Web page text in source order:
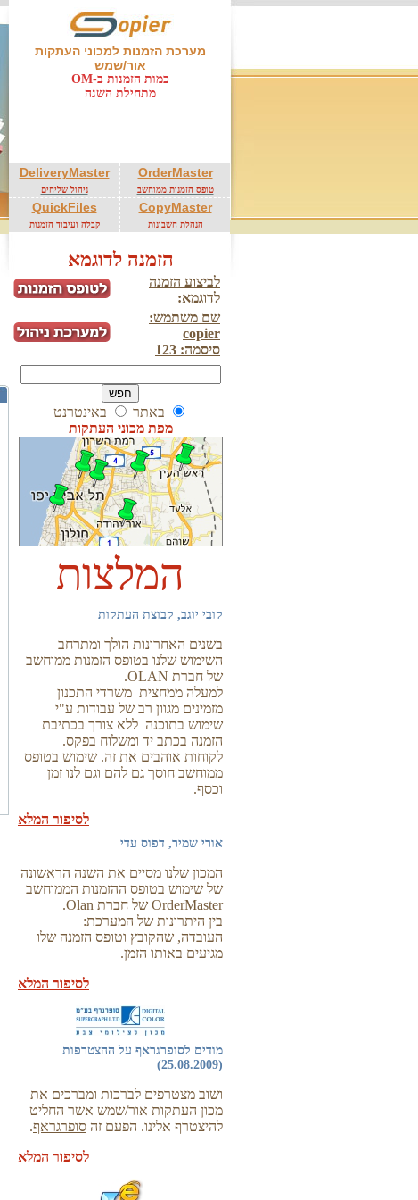
מערכת הזמנות למכוני העתקות
אור/שמש
כמות הזמנות ב-OM
מתחילת השנה
OrderMaster
טופס הזמנות ממוחשב
DeliveryMaster
ניהול שליחים
CopyMaster
הנהלת חשבונות
QuickFiles
קבלה ועיבוד הזמנות
הזמנה לדוגמא
לביצוע הזמנה
לדוגמא:
שם משתמש:
copier
סיסמה: 123
באתר
באינטרנט
מפת מכוני העתקות
המלצות
קובי יוגב, קבוצת העתקות
בשנים האחרונות הולך ומתרחב
השימוש שלנו בטופס הזמנות ממוחשב
של חברת OLAN.
למעלה ממחצית משרדי התכנון
מזמינים מגוון רב של עבודות ע"י
שימוש בתוכנה ללא צורך בכתיבת
הזמנה בכתב יד ומשלוח בפקס.
לקוחות אוהבים את זה. שימוש בטופס
ממוחשב חוסך גם להם וגם לנו זמן
וכסף.
לסיפור המלא
אורי שמיר, דפוס עדי
המכון שלנו מסיים את השנה הראשונה
של שימוש בטופס ההזמנות הממוחשב
OrderMaster של חברת Olan.
בין היתרונות של המערכת:
העובדה, שהקובץ וטופס הזמנה שלו
מגיעים באותו הזמן.
לסיפור המלא
מודים לסופרגראף על ההצטרפות
(25.08.2009)
ושוב מצטרפים לברכות ומברכים את
מכון העתקות אור/שמש אשר החליט
להיצטרף אלינו. הפעם זה סופרגראף.
לסיפור המלא